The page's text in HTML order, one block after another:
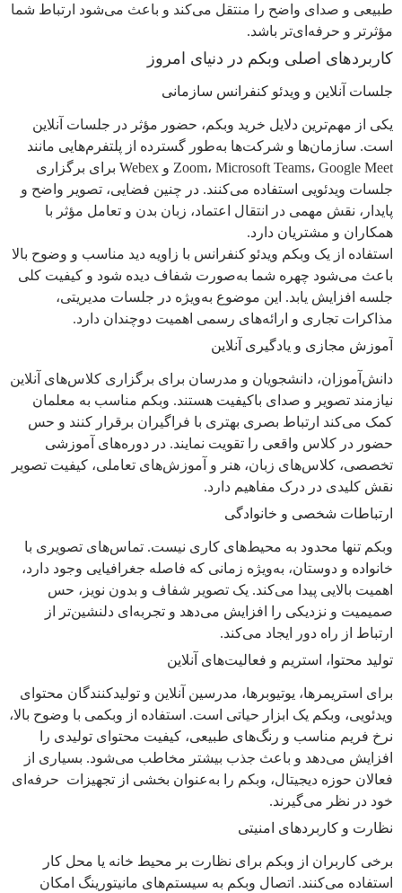
طبیعی و صدای واضح را منتقل می‌کند و باعث می‌شود ارتباط شما
مؤثرتر و حرفه‌ای‌تر باشد.
کاربردهای اصلی وبکم در دنیای امروز
جلسات آنلاین و ویدئو کنفرانس سازمانی
یکی از مهم‌ترین دلایل خرید وبکم، حضور مؤثر در جلسات آنلاین
است. سازمان‌ها و شرکت‌ها به‌طور گسترده از پلتفرم‌هایی مانند
Zoom، Microsoft Teams، Google Meet و Webex برای برگزاری
جلسات ویدئویی استفاده می‌کنند. در چنین فضایی، تصویر واضح و
پایدار، نقش مهمی در انتقال اعتماد، زبان بدن و تعامل مؤثر با
همکاران و مشتریان دارد.
استفاده از یک وبکم ویدئو کنفرانس با زاویه دید مناسب و وضوح بالا
باعث می‌شود چهره شما به‌صورت شفاف دیده شود و کیفیت کلی
جلسه افزایش یابد. این موضوع به‌ویژه در جلسات مدیریتی،
مذاکرات تجاری و ارائه‌های رسمی اهمیت دوچندان دارد.
آموزش مجازی و یادگیری آنلاین
دانش‌آموزان، دانشجویان و مدرسان برای برگزاری کلاس‌های آنلاین
نیازمند تصویر و صدای باکیفیت هستند. وبکم مناسب به معلمان
کمک می‌کند ارتباط بصری بهتری با فراگیران برقرار کنند و حس
حضور در کلاس واقعی را تقویت نمایند. در دوره‌های آموزشی
تخصصی، کلاس‌های زبان، هنر و آموزش‌های تعاملی، کیفیت تصویر
نقش کلیدی در درک مفاهیم دارد.
ارتباطات شخصی و خانوادگی
وبکم تنها محدود به محیط‌های کاری نیست. تماس‌های تصویری با
خانواده و دوستان، به‌ویژه زمانی که فاصله جغرافیایی وجود دارد،
اهمیت بالایی پیدا می‌کند. یک تصویر شفاف و بدون نویز، حس
صمیمیت و نزدیکی را افزایش می‌دهد و تجربه‌ای دلنشین‌تر از
ارتباط از راه دور ایجاد می‌کند.
تولید محتوا، استریم و فعالیت‌های آنلاین
برای استریمرها، یوتیوبرها، مدرسین آنلاین و تولیدکنندگان محتوای
ویدئویی، وبکم یک ابزار حیاتی است. استفاده از وبکمی با وضوح بالا،
نرخ فریم مناسب و رنگ‌های طبیعی، کیفیت محتوای تولیدی را
افزایش می‌دهد و باعث جذب بیشتر مخاطب می‌شود. بسیاری از
فعالان حوزه دیجیتال، وبکم را به‌عنوان بخشی از تجهیزات حرفه‌ای
خود در نظر می‌گیرند.
نظارت و کاربردهای امنیتی
برخی کاربران از وبکم برای نظارت بر محیط خانه یا محل کار
استفاده می‌کنند. اتصال وبکم به سیستم‌های مانیتورینگ امکان